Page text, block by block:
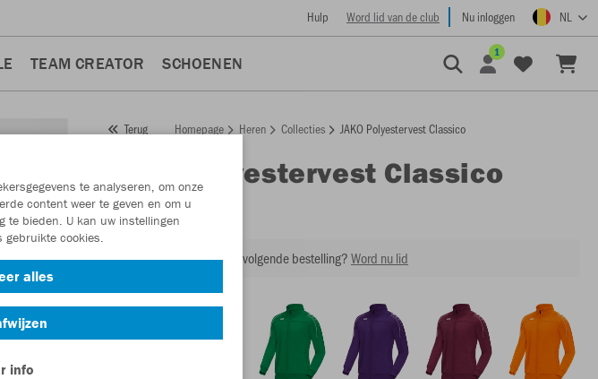
Hulp Word lid van de club Nu inloggen NL
TEAM CREATOR SCHOENEN
1
Terug Homepage Heren Collecties JAKO Polyestervest Classico
Polyestervest Classico
Artikelnummer:
Zin in 30% korting op je volgende bestelling?Word nu lid
te analyseren, om onze
content weer te geven en om u
te bieden. U kan uw instellingen
gebruikte cookies.
alles
info